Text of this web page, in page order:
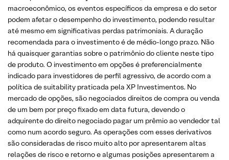
macroeconômico, os eventos específicos da empresa e do setor
podem afetar o desempenho do investimento, podendo resultar
até mesmo em significativas perdas patrimoniais. A duração
recomendada para o investimento é de médio-longo prazo. Não
há quaisquer garantias sobre o patrimônio do cliente neste tipo
de produto. O investimento em opções é preferencialmente
indicado para investidores de perfil agressivo, de acordo com a
política de suitability praticada pela XP Investimentos. No
mercado de opções, são negociados direitos de compra ou venda
de um bem por preço fixado em data futura, devendo o
adquirente do direito negociado pagar um prêmio ao vendedor tal
como num acordo seguro. As operações com esses derivativos
são consideradas de risco muito alto por apresentarem altas
relações de risco e retorno e algumas posições apresentarem a